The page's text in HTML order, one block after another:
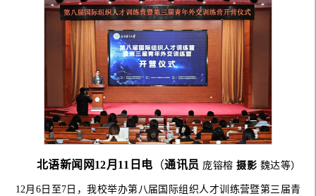
北语新闻网12月11日电 （通讯员 庞镕榕摄影 魏达等）
12月6日至7日，我校举办第八届国际组织人才训练营暨第三届青